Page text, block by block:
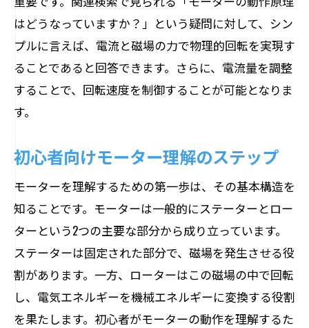
はどうなっていますか？」という疑問に対して、シン
プルに言えば、電流と磁場の力で物理的回転を実現す
ることであると回答できます。さらに、電流量を調整
することで、回転速度を制御することが可能となりま
す。
初心者向けモーター理解のステップ
モーターを理解するための第一歩は、その基本構造を
知ることです。モーターは一般的にステーターとロー
ターという2つの主要な部分から成り立っています。
ステーターは固定された部分で、磁場を発生させる役
割があります。一方、ローターはこの磁場の中で回転
し、電気エネルギーを機械エネルギーに変換する役割
を果たします。初心者がモーターの動作を理解するた